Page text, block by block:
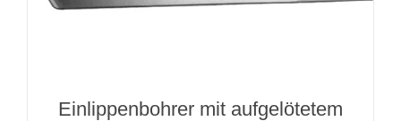
Einlippenbohrer mit aufgelötetem